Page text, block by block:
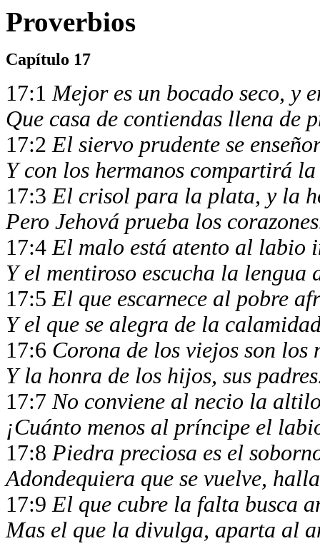
Proverbios
Capítulo 17
17:1Mejor es un bocado seco, y
Que casa de contiendas llena de
17:2El siervo prudente se
Y con los hermanos compartirá
17:3El crisol para la plata, y la
Pero Jehová prueba los
17:4El malo está atento al labio
Y el mentiroso escucha la
17:5El que escarnece al pobre
Y el que se alegra de la
17:6 Corona de los viejos son los
Y la honra de los hijos, sus
17:7No conviene al necio la
¡Cuánto menos al príncipe el
17:8 Piedra preciosa es el
Adondequiera que se vuelve,
17:9El que cubre la falta busca
Mas el que la divulga, aparta al